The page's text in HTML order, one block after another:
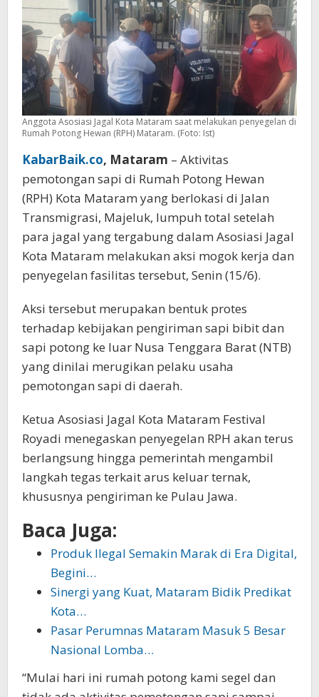
Anggota Asosiasi Jagal Kota Mataram saat melakukan penyegelan di
Rumah Potong Hewan (RPH) Mataram. (Foto: Ist)
KabarBaik.co, Mataram – Aktivitas
pemotongan sapi di Rumah Potong Hewan
(RPH) Kota Mataram yang berlokasi di Jalan
Transmigrasi, Majeluk, lumpuh total setelah
para jagal yang tergabung dalam Asosiasi Jagal
Kota Mataram melakukan aksi mogok kerja dan
penyegelan fasilitas tersebut, Senin (15/6).
Aksi tersebut merupakan bentuk protes
terhadap kebijakan pengiriman sapi bibit dan
sapi potong ke luar Nusa Tenggara Barat (NTB)
yang dinilai merugikan pelaku usaha
pemotongan sapi di daerah.
Ketua Asosiasi Jagal Kota Mataram Festival
Royadi menegaskan penyegelan RPH akan terus
berlangsung hingga pemerintah mengambil
langkah tegas terkait arus keluar ternak,
khususnya pengiriman ke Pulau Jawa.
Baca Juga:
Produk Ilegal Semakin Marak di Era Digital,
Begini…
Sinergi yang Kuat, Mataram Bidik Predikat
Kota…
Pasar Perumnas Mataram Masuk 5 Besar
Nasional Lomba…
“Mulai hari ini rumah potong kami segel dan